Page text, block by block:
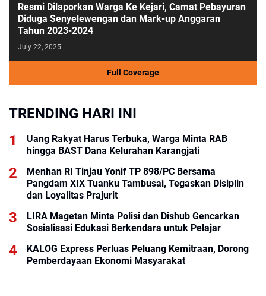
Resmi Dilaporkan Warga Ke Kejari, Camat Pebayuran
Diduga Senyelewengan dan Mark-up Anggaran
Tahun 2023-2024
July 22, 2025
Full Coverage
TRENDING HARI INI
Uang Rakyat Harus Terbuka, Warga Minta RAB
hingga BAST Dana Kelurahan Karangjati
Menhan RI Tinjau Yonif TP 898/PC Bersama
Pangdam XIX Tuanku Tambusai, Tegaskan Disiplin
dan Loyalitas Prajurit
LIRA Magetan Minta Polisi dan Dishub Gencarkan
Sosialisasi Edukasi Berkendara untuk Pelajar
KALOG Express Perluas Peluang Kemitraan, Dorong
Pemberdayaan Ekonomi Masyarakat